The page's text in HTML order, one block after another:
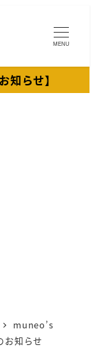
MENU
知らせ】
muneo’s
お知らせ